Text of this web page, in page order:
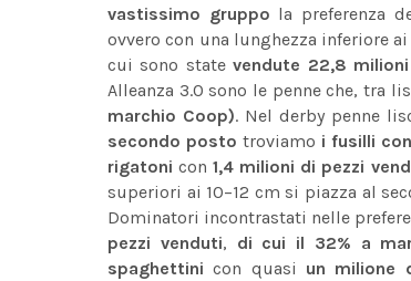
vastissimo gruppo la preferenza
ovvero con una lunghezza inferiore
cui sono statevendute 22,8
Alleanza 3.0 sono le penne che, tra
marchio Coop). Nel derby penne
secondo posto troviamo i fusilli
rigatoni con1,4 milioni di pezzi
superiori ai 10–12 cm si piazza al
Dominatori incontrastati nelle
pezzi venduti, di cui il 32% a
spaghettini con quasi un milione